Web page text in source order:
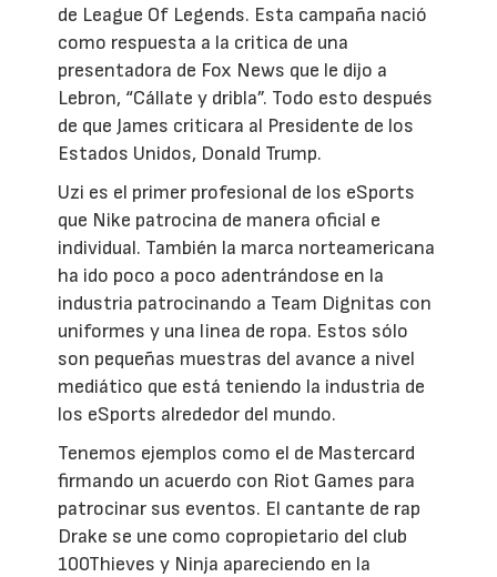
de League Of Legends. Esta campaña nació
como respuesta a la critica de una
presentadora de Fox News que le dijo a
Lebron, “Cállate y dribla”. Todo esto después
de que James criticara al Presidente de los
Estados Unidos, Donald Trump.
Uzi es el primer profesional de los eSports
que Nike patrocina de manera oficial e
individual. También la marca norteamericana
ha ido poco a poco adentrándose en la
industria patrocinando a Team Dignitas con
uniformes y una linea de ropa. Estos sólo
son pequeñas muestras del avance a nivel
mediático que está teniendo la industria de
los eSports alrededor del mundo.
Tenemos ejemplos como el de Mastercard
firmando un acuerdo con Riot Games para
patrocinar sus eventos. El cantante de rap
Drake se une como copropietario del club
100Thieves y Ninja apareciendo en la